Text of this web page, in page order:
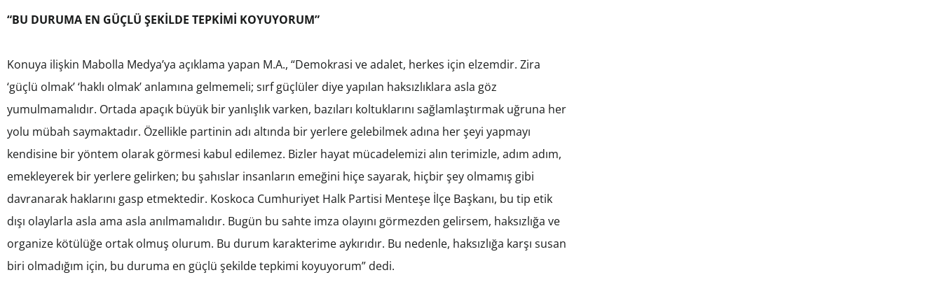
“BU DURUMA EN GÜÇLÜ ŞEKİLDE TEPKİMİ KOYUYORUM”
Konuya ilişkin Mabolla Medya’ya açıklama yapan M.A., “Demokrasi ve adalet, herkes için elzemdir. Zira
‘güçlü olmak’ ‘haklı olmak’ anlamına gelmemeli; sırf güçlüler diye yapılan haksızlıklara asla göz
yumulmamalıdır. Ortada apaçık büyük bir yanlışlık varken, bazıları koltuklarını sağlamlaştırmak uğruna her
yolu mübah saymaktadır. Özellikle partinin adı altında bir yerlere gelebilmek adına her şeyi yapmayı
kendisine bir yöntem olarak görmesi kabul edilemez. Bizler hayat mücadelemizi alın terimizle, adım adım,
emekleyerek bir yerlere gelirken; bu şahıslar insanların emeğini hiçe sayarak, hiçbir şey olmamış gibi
davranarak haklarını gasp etmektedir. Koskoca Cumhuriyet Halk Partisi Menteşe İlçe Başkanı, bu tip etik
dışı olaylarla asla ama asla anılmamalıdır. Bugün bu sahte imza olayını görmezden gelirsem, haksızlığa ve
organize kötülüğe ortak olmuş olurum. Bu durum karakterime aykırıdır. Bu nedenle, haksızlığa karşı susan
biri olmadığım için, bu duruma en güçlü şekilde tepkimi koyuyorum” dedi.